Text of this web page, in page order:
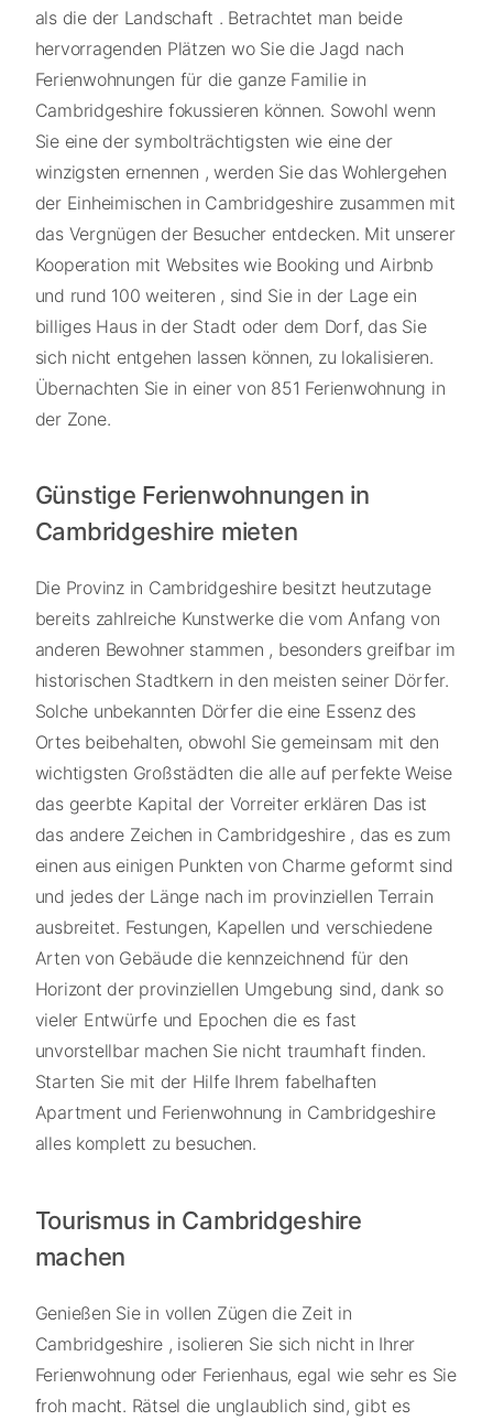
als die der Landschaft . Betrachtet man beide
hervorragenden Plätzen wo Sie die Jagd nach
Ferienwohnungen für die ganze Familie in
Cambridgeshire fokussieren können. Sowohl wenn
Sie eine der symbolträchtigsten wie eine der
winzigsten ernennen , werden Sie das Wohlergehen
der Einheimischen in Cambridgeshire zusammen mit
das Vergnügen der Besucher entdecken. Mit unserer
Kooperation mit Websites wie Booking und Airbnb
und rund 100 weiteren , sind Sie in der Lage ein
billiges Haus in der Stadt oder dem Dorf, das Sie
sich nicht entgehen lassen können, zu lokalisieren.
Übernachten Sie in einer von 851 Ferienwohnung in
der Zone.
Günstige Ferienwohnungen in
Cambridgeshire mieten
Die Provinz in Cambridgeshire besitzt heutzutage
bereits zahlreiche Kunstwerke die vom Anfang von
anderen Bewohner stammen , besonders greifbar im
historischen Stadtkern in den meisten seiner Dörfer.
Solche unbekannten Dörfer die eine Essenz des
Ortes beibehalten, obwohl Sie gemeinsam mit den
wichtigsten Großstädten die alle auf perfekte Weise
das geerbte Kapital der Vorreiter erklären Das ist
das andere Zeichen in Cambridgeshire , das es zum
einen aus einigen Punkten von Charme geformt sind
und jedes der Länge nach im provinziellen Terrain
ausbreitet. Festungen, Kapellen und verschiedene
Arten von Gebäude die kennzeichnend für den
Horizont der provinziellen Umgebung sind, dank so
vieler Entwürfe und Epochen die es fast
unvorstellbar machen Sie nicht traumhaft finden.
Starten Sie mit der Hilfe Ihrem fabelhaften
Apartment und Ferienwohnung in Cambridgeshire
alles komplett zu besuchen.
Tourismus in Cambridgeshire
machen
Genießen Sie in vollen Zügen die Zeit in
Cambridgeshire , isolieren Sie sich nicht in Ihrer
Ferienwohnung oder Ferienhaus, egal wie sehr es Sie
froh macht. Rätsel die unglaublich sind, gibt es